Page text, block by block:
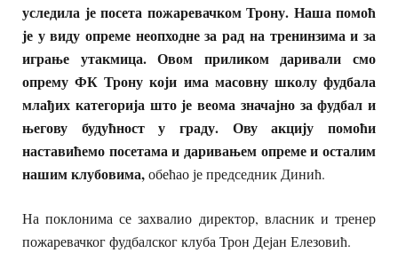
уследила је посета пожаревачком Трону. Наша помоћ
је у виду опреме неопходне за рад на тренинзима и за
играње утакмица. Овом приликом даривали смо
опрему ФК Трону који има масовну школу фудбала
млађих категорија што је веома значајно за фудбал и
његову будућност у граду. Ову акцију помоћи
наставићемо посетама и даривањем опреме и осталим
нашим клубовима,обећао је председник Динић.
На поклонима се захвалио директор, власник и тренер
пожаревачког фудбалског клуба Трон Дејан Елезовић.